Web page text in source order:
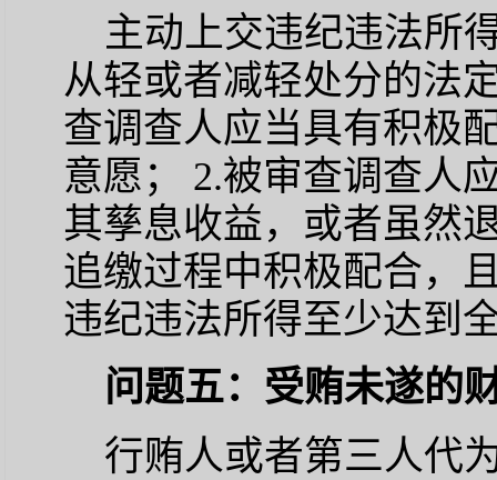
主动上交违纪违法所
从轻或者减轻处分的法
查调查人应当具有积极
意愿； 2.被审查调查人
其孳息收益，或者虽然
追缴过程中积极配合，
违纪违法所得至少达到
问题五：受贿未遂的
行贿人或者第三人代